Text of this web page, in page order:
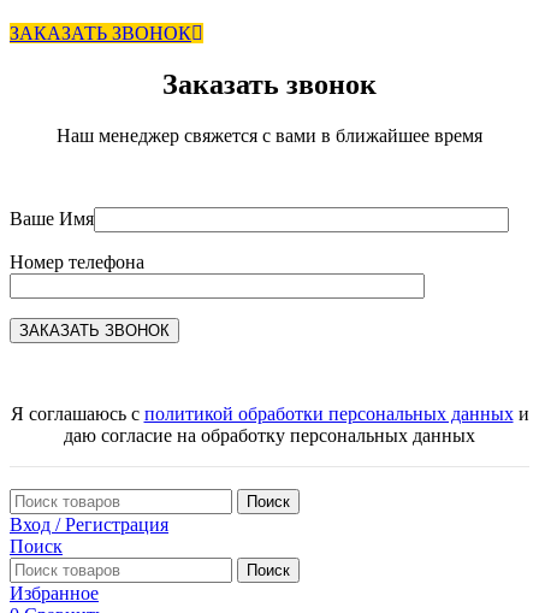
ЗАКАЗАТЬ ЗВОНОК
Заказать звонок
Наш менеджер свяжется с вами в ближайшее время
Ваше Имя
Номер телефона
Я соглашаюсь с политикой обработки персональных данныхи
даю согласие на обработку персональных данных
Поиск
Вход / Регистрация
Поиск
Поиск
Избранное